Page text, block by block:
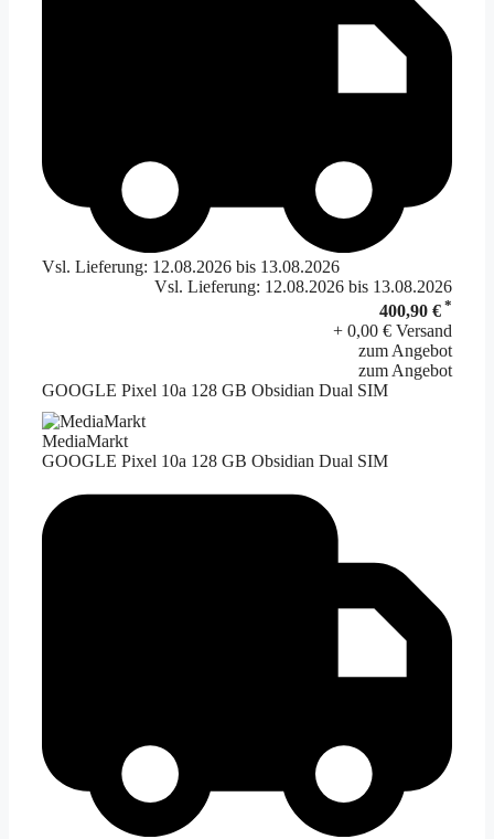
Vsl. Lieferung: 12.08.2026 bis 13.08.2026
Vsl. Lieferung: 12.08.2026 bis 13.08.2026
400,90 € *
+ 0,00 € Versand
zum Angebot
zum Angebot
GOOGLE Pixel 10a 128 GB Obsidian Dual SIM
MediaMarkt
GOOGLE Pixel 10a 128 GB Obsidian Dual SIM